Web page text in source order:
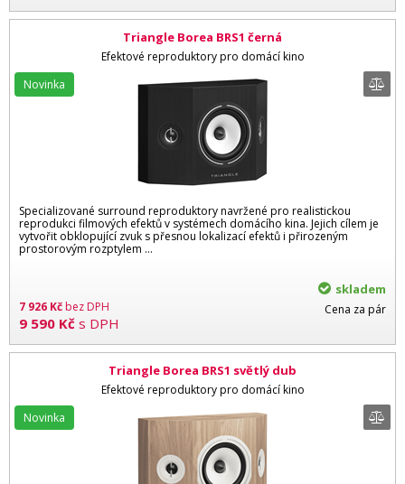
Triangle Borea BRS1 černá
Efektové reproduktory pro domácí kino
Specializované surround reproduktory navržené pro realistickou
reprodukci filmových efektů v systémech domácího kina. Jejich cílem je
vytvořit obklopující zvuk s přesnou lokalizací efektů i přirozeným
prostorovým rozptylem …
7 926 Kčbez DPH
9 590 Kč s DPH
Novinka
skladem
Cena za pár
Triangle Borea BRS1 světlý dub
Efektové reproduktory pro domácí kino
Novinka